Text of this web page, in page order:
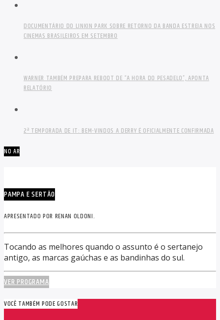
DOCUMENTÁRIO DO LINKIN PARK SOBRE RETORNO DA BANDA ESTREIA NOS
CINEMAS BRASILEIROS EM SETEMBRO
WARNER TAMBÉM PREPARA REBOOT DE “A HORA DO PESADELO”, APONTA
RELATÓRIO
2ª TEMPORADA DE IT: BEM-VINDOS A DERRY É OFICIALMENTE CONFIRMADA
NO AR
PAMPA E SERTÃO
APRESENTADO POR RENAN OLDONI.
Tocando as melhores quando o assunto é o sertanejo
antigo, as marcas gaúchas e as bandinhas do sul.
VER PROGRAMA
VOCÊ TAMBÉM PODE GOSTAR